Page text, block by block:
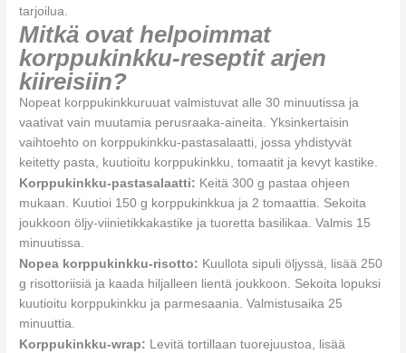
tarjoilua.
Mitkä ovat helpoimmat
korppukinkku-reseptit arjen
kiireisiin?
Nopeat korppukinkkuruuat valmistuvat alle 30 minuutissa ja
vaativat vain muutamia perusraaka-aineita. Yksinkertaisin
vaihtoehto on korppukinkku-pastasalaatti, jossa yhdistyvät
keitetty pasta, kuutioitu korppukinkku, tomaatit ja kevyt kastike.
Korppukinkku-pastasalaatti: Keitä 300 g pastaa ohjeen
mukaan. Kuutioi 150 g korppukinkkua ja 2 tomaattia. Sekoita
joukkoon öljy-viinietikkakastike ja tuoretta basilikaa. Valmis 15
minuutissa.
Nopea korppukinkku-risotto: Kuullota sipuli öljyssä, lisää 250
g risottoriisiä ja kaada hiljalleen lientä joukkoon. Sekoita lopuksi
kuutioitu korppukinkku ja parmesaania. Valmistusaika 25
minuuttia.
Korppukinkku-wrap: Levitä tortillaan tuorejuustoa, lisää